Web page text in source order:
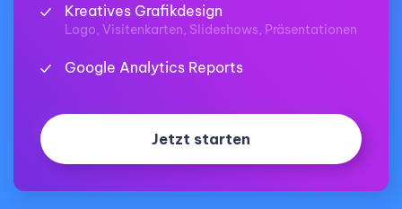
Kreatives Grafikdesign
Logo, Visitenkarten, Slideshows, Präsentationen
Google Analytics Reports
Jetzt starten